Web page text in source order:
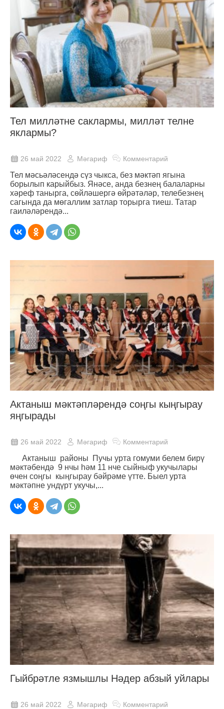
Тел милләтне саклармы, милләт телне
яклармы?
26 май 2022 Мәгариф Комментарий
Тел мәсьәләсендә сүз чыкса, без мәктәп ягына
борылып карыйбыз. Янәсе, анда безнең балаларны
хәреф танырга, сөйләшергә өйрәтәләр, телебезнең
сагында да мөгаллим затлар торырга тиеш. Татар
гаиләләрендә...
Актаныш мәктәпләрендә соңгы кыңгырау
яңгырады
26 май 2022 Мәгариф Комментарий
Актаныш районы Пучы урта гомуми белем бирү
мәктәбендә 9 нчы һәм 11 нче сыйныф укучылары
өчен соңгы кыңгырау бәйрәме үтте. Быел урта
мәктәпне ундүрт укучы,...
Гыйбрәтле язмышлы Нәдер абзый уйлары
26 май 2022 Мәгариф Комментарий